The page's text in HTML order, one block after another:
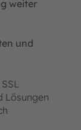
weiter
und
Lösungen